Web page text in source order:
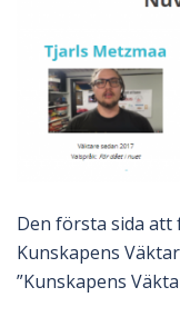
Den första sida att
Kunskapens
”Kunskapens